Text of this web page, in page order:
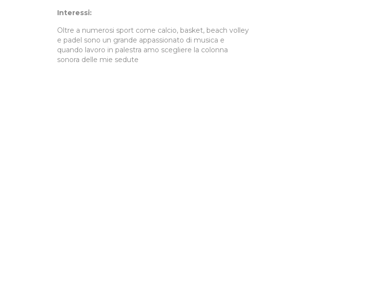
Interessi:
Oltre a numerosi sport come calcio, basket, beach volley
e padel sono un grande appassionato di musica e
quando lavoro in palestra amo scegliere la colonna
sonora delle mie sedute